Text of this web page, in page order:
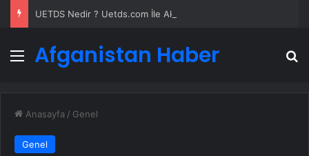
Menü
Afganistan Haber
Anasayfa / Genel
Genel